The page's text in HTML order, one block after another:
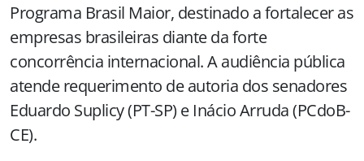
Programa Brasil Maior, destinado a fortalecer as
empresas brasileiras diante da forte
concorrência internacional. A audiência pública
atende requerimento de autoria dos senadores
Eduardo Suplicy (PT-SP) e Inácio Arruda (PCdoB-
CE).